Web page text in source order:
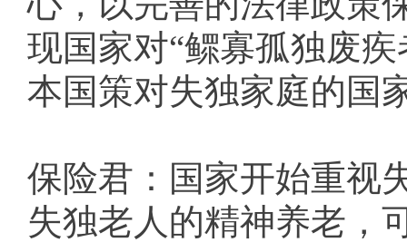
现国家对“鳏寡孤独废
本国策对失独家庭的国
保险君：国家开始重视
失独老人的精神养老，